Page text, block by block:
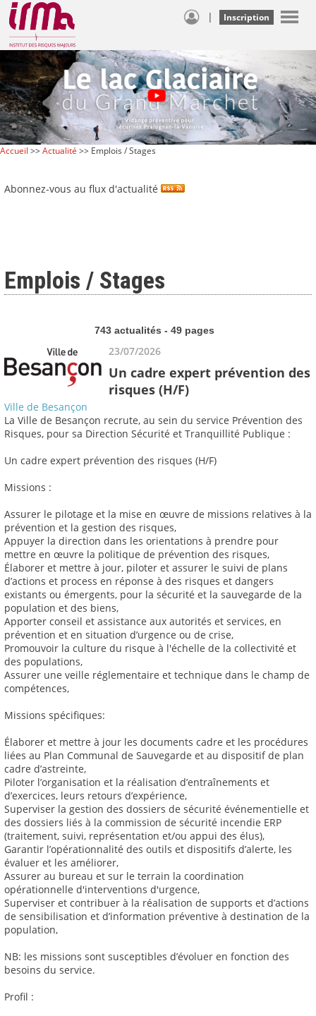
| Inscription
Accueil >>Actualité >> Emplois / Stages
Abonnez-vous au flux d'actualité
Emplois / Stages
743 actualités - 49 pages
23/07/2026
Un cadre expert prévention des
risques (H/F)
Ville de Besançon
La Ville de Besançon recrute, au sein du service Prévention des
Risques, pour sa Direction Sécurité et Tranquillité Publique :
Un cadre expert prévention des risques (H/F)
Missions :
Assurer le pilotage et la mise en œuvre de missions relatives à la
prévention et la gestion des risques,
Appuyer la direction dans les orientations à prendre pour
mettre en œuvre la politique de prévention des risques,
Élaborer et mettre à jour, piloter et assurer le suivi de plans
d’actions et process en réponse à des risques et dangers
existants ou émergents, pour la sécurité et la sauvegarde de la
population et des biens,
Apporter conseil et assistance aux autorités et services, en
prévention et en situation d’urgence ou de crise,
Promouvoir la culture du risque à l'échelle de la collectivité et
des populations,
Assurer une veille réglementaire et technique dans le champ de
compétences,
Missions spécifiques:
Élaborer et mettre à jour les documents cadre et les procédures
liées au Plan Communal de Sauvegarde et au dispositif de plan
cadre d’astreinte,
Piloter l’organisation et la réalisation d’entraînements et
d’exercices, leurs retours d’expérience,
Superviser la gestion des dossiers de sécurité événementielle et
des dossiers liés à la commission de sécurité incendie ERP
(traitement, suivi, représentation et/ou appui des élus),
Garantir l’opérationnalité des outils et dispositifs d’alerte, les
évaluer et les améliorer,
Assurer au bureau et sur le terrain la coordination
opérationnelle d'interventions d'urgence,
Superviser et contribuer à la réalisation de supports et d’actions
de sensibilisation et d’information préventive à destination de la
population,
NB: les missions sont susceptibles d’évoluer en fonction des
besoins du service.
Profil :